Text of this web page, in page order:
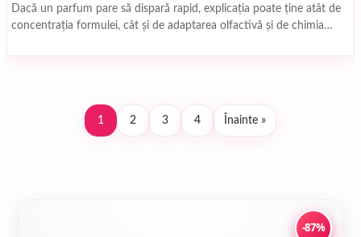
Dacă un parfum pare să dispară rapid, explicația poate ține atât de
concentrația formulei, cât și de adaptarea olfactivă și de chimia
Paginație
1 2 3 4 Înainte »
-87%